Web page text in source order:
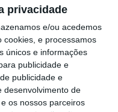
privacidade
e/ou acedemos
cookies, e processamos
únicos e informações
publicidade e
publicidade e
desenvolvimento de
os nossos parceiros
Santander Totta e
do crédito